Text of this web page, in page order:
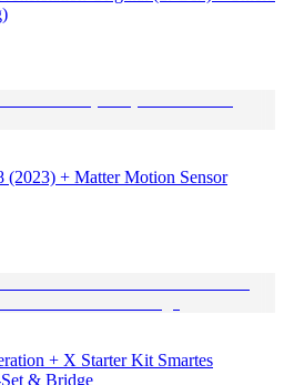
(2023) + Matter Motion Sensor
+ X Starter Kit Smartes
& Bridge